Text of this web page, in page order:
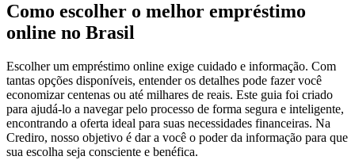
Como escolher o melhor empréstimo
online no Brasil
Escolher um empréstimo online exige cuidado e informação. Com
tantas opções disponíveis, entender os detalhes pode fazer você
economizar centenas ou até milhares de reais. Este guia foi criado
para ajudá-lo a navegar pelo processo de forma segura e inteligente,
encontrando a oferta ideal para suas necessidades financeiras. Na
Crediro, nosso objetivo é dar a você o poder da informação para que
sua escolha seja consciente e benéfica.